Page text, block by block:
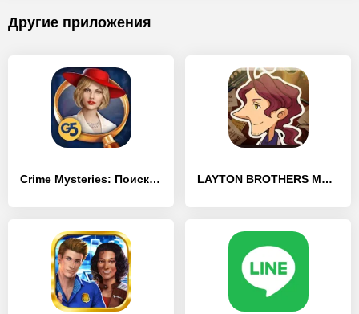
Другие приложения
Crime Mysteries: Поиск улик LAYTON BROTHERS MYSTERY ROOM